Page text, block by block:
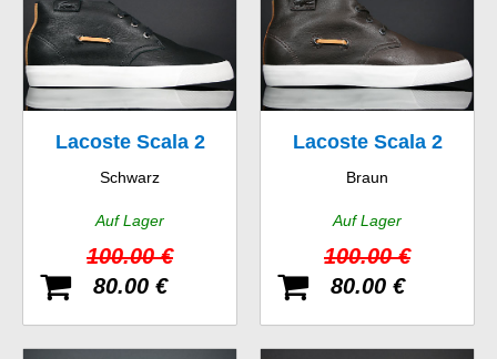
Lacoste Scala 2
SRM LTH
Schwarz
Auf Lager
100.00 €
80.00 €
Lacoste Scala 2
SRM LTH
Braun
Auf Lager
100.00 €
80.00 €